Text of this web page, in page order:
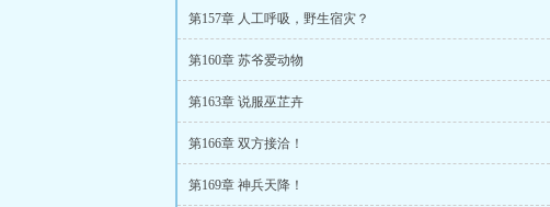
第157章 人工呼吸，野生宿灾？
第160章 苏爷爱动物
第163章 说服巫芷卉
第166章 双方接洽！
第169章 神兵天降！